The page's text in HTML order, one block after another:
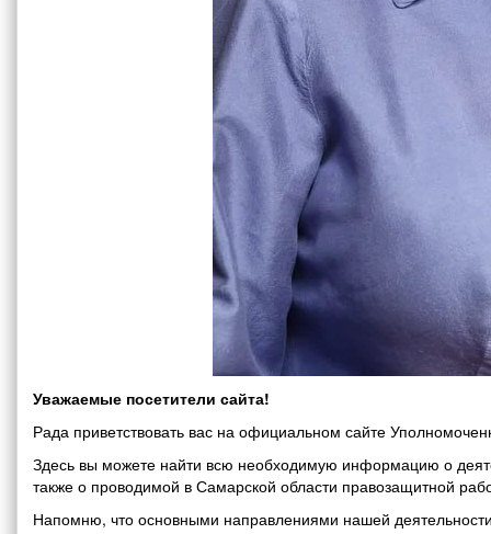
Уважаемые посетители сайта!
Рада приветствовать вас на официальном сайте
Здесь вы можете найти всю необходимую информацию о
также о проводимой в Самарской области правозащитной
Напомню, что основными направлениями нашей